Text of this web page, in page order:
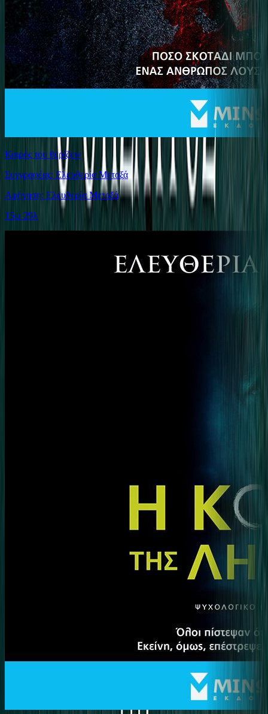
Καιρός του θερίζειν
Συγγραφέας: Ελευθερία Μεταξά
Αφήγηση: Ελευθερία Μεταξά
15ω 29λ